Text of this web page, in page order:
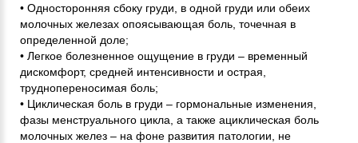
• Односторонняя сбоку груди, в одной груди или обеих
молочных железах опоясывающая боль, точечная в
определенной доле;
• Легкое болезненное ощущение в груди – временный
дискомфорт, средней интенсивности и острая,
труднопереносимая боль;
• Циклическая боль в груди – гормональные изменения,
фазы менструального цикла, а также ациклическая боль
молочных желез – на фоне развития патологии, не